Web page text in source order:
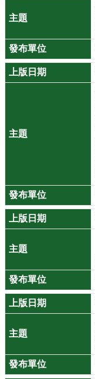
府
資
訊
公
政
區
都
計
回
首
站
導